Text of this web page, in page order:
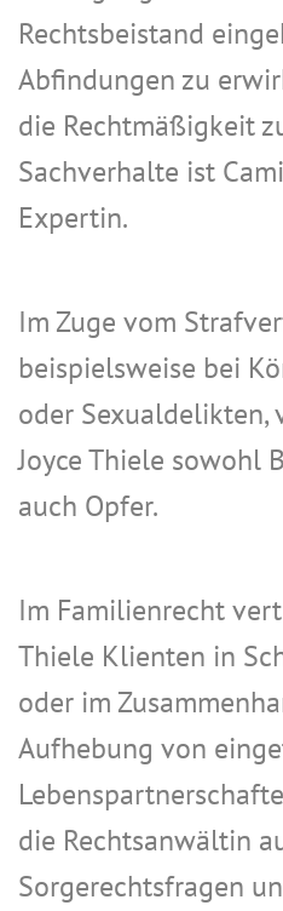
Rechtsbeistand
Abfindungen zu
die Rechtmäßigkeit
Sachverhalte ist
Expertin.
Im Zuge vom
beispielsweise bei
oder
Joyce Thiele sowohl
auch Opfer.
Im Familienrecht
Thiele Klienten in
oder im
Aufhebung von
die Rechtsanwältin
Sorgerechtsfragen